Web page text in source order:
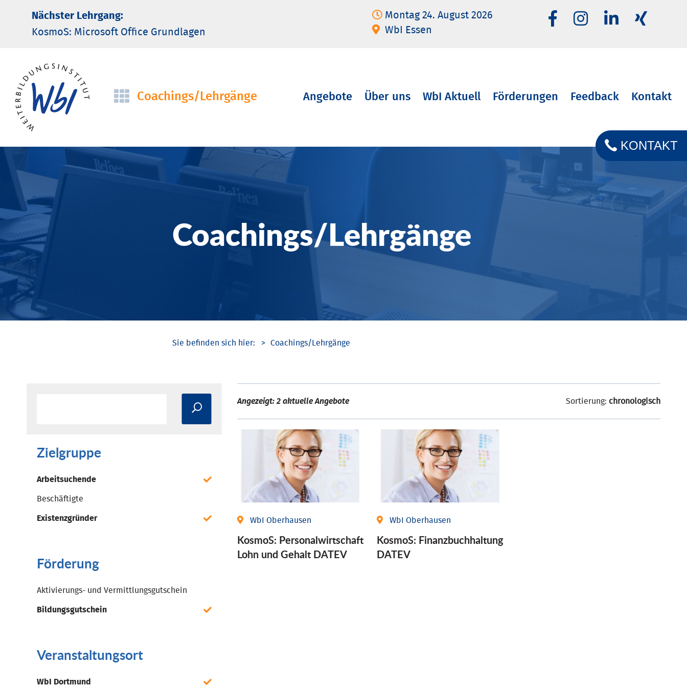
Nächster Lehrgang:
KosmoS: Microsoft Office Grund­lagen
Montag 24. August 2026
WbI Essen
Navigation
Coachings/­Lehrgänge
Navigation
Angebote Über uns WbI Aktuell Förderungen Feedback Kontakt
Coachings/­Lehrgänge
KONTAKT
Coachings/­Lehrgänge
Zielgruppe
Arbeitsuchende
Beschäftigte
Existenzgründer
Förderung
Aktivierungs- und Vermittlungsgutschein
Bildungsgutschein
Veranstaltungsort
WbI Dortmund
Angezeigt: 2 aktuelle Angebote Sortierung: chronologisch
WbI Oberhausen
KosmoS: Personalwirtschaft
Lohn und Gehalt DATEV
WbI Oberhausen
KosmoS: Finanzbuchhaltung
DATEV